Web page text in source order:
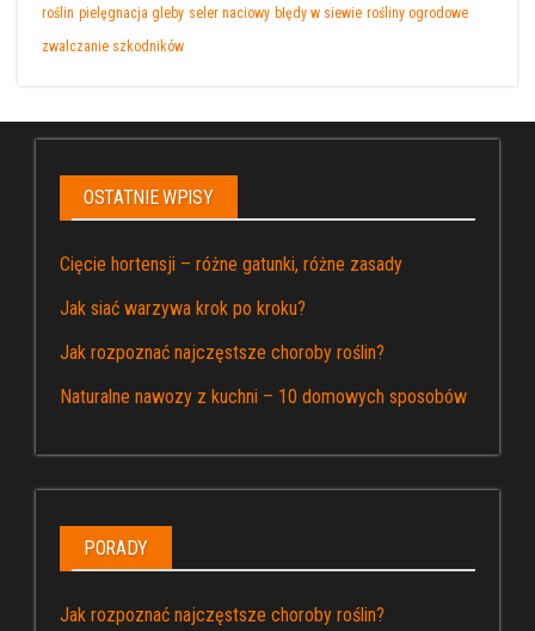
roślin pielęgnacja gleby seler naciowy błędy w siewie rośliny ogrodowe
zwalczanie szkodników
OSTATNIE WPISY
Cięcie hortensji – różne gatunki, różne zasady
Jak siać warzywa krok po kroku?
Jak rozpoznać najczęstsze choroby roślin?
Naturalne nawozy z kuchni – 10 domowych sposobów
PORADY
Jak rozpoznać najczęstsze choroby roślin?